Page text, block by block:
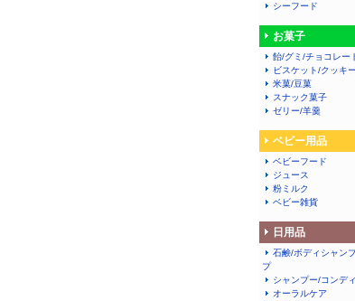
シーフード
お菓子
飴/グミ/チョコレー
ビスケット/クッキ
米菓/豆菓
スナック菓子
ゼリー/羊羹
ベビー用品
ベビーフード
ジュース
粉ミルク
ベビー雑貨
日用品
石鹸/ボディシャン
プ
シャンプー/コンデ
オーラルケア